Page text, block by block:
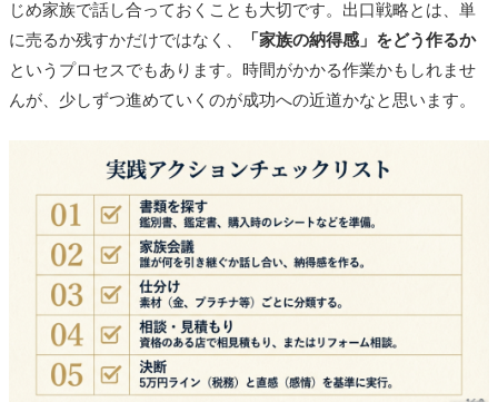
じめ家族で話し合っておくことも大切です。出口戦略とは、単
に売るか残すかだけではなく、
「家族の納得感」をどう作るか
というプロセスでもあります。時間がかかる作業かもしれませ
んが、少しずつ進めていくのが成功への近道かなと思います。